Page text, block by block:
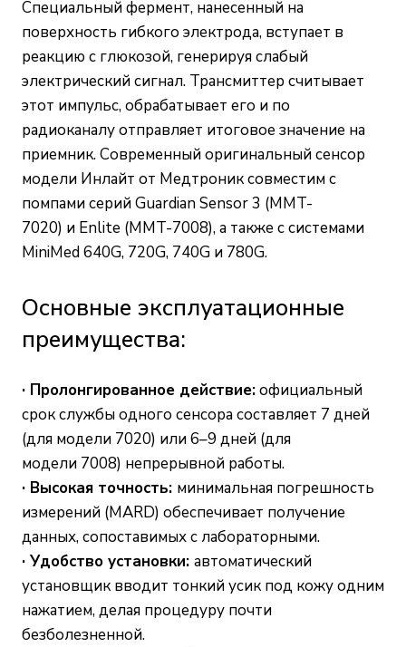
Специальный фермент, нанесенный на
поверхность гибкого электрода, вступает в
реакцию с глюкозой, генерируя слабый
электрический сигнал. Трансмиттер считывает
этот импульс, обрабатывает его и по
радиоканалу отправляет итоговое значение на
приемник. Современный оригинальный сенсор
модели Инлайт от Медтроник совместим с
помпами серий Guardian Sensor 3 (MMT-
7020) и Enlite (MMT-7008), а также с системами
MiniMed 640G, 720G, 740G и 780G.
Основные эксплуатационные
преимущества:
· Пролонгированное действие:официальный
срок службы одного сенсора составляет 7 дней
(для модели 7020) или 6–9 дней (для
модели 7008) непрерывной работы.
· Высокая точность: минимальная погрешность
измерений (MARD) обеспечивает получение
данных, сопоставимых с лабораторными.
· Удобство установки: автоматический
установщик вводит тонкий усик под кожу одним
нажатием, делая процедуру почти
безболезненной.